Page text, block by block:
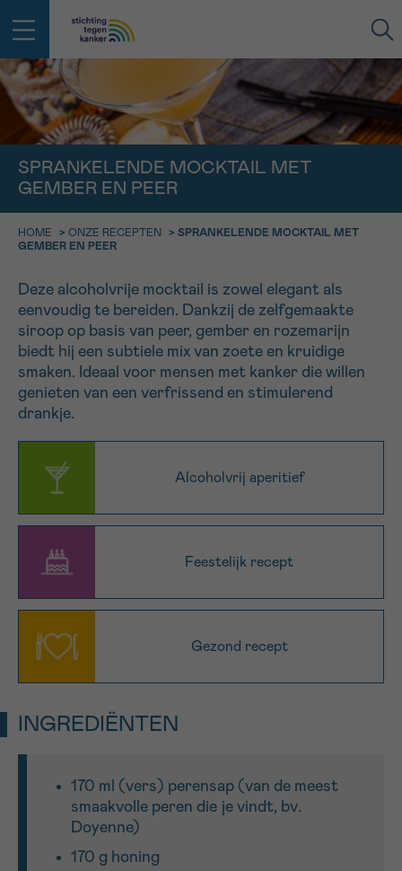
SPRANKELENDE MOCKTAIL MET
GEMBER EN PEER
HOME > ONZE RECEPTEN > SPRANKELENDE MOCKTAIL MET
GEMBER EN PEER
Deze alcoholvrije mocktail is zowel elegant als
eenvoudig te bereiden. Dankzij de zelfgemaakte
siroop op basis van peer, gember en rozemarijn
biedt hij een subtiele mix van zoete en kruidige
smaken. Ideaal voor mensen met kanker die willen
genieten van een verfrissend en stimulerend
drankje.
Alcoholvrij aperitief
Feestelijk recept
Gezond recept
INGREDIËNTEN
170 ml (vers) perensap (van de meest
smaakvolle peren die je vindt, bv.
Doyenne)
170 g honing
NAAM
VOORNAAM
IN DE STRIJD TEGEN KANKER STA
JE NIET ALLEEN
Professionele medewerkers beantwoorden je vragen
Contacteer ons gratis
Via ons
contactformulier
Ik wil graag opgebeld worden
Meer weten over Kankerinfo
geen enkele diagnose
TERUG
NAAM
VOORNAAM
EMAIL
MIJN VRAAG
*VERPLICHT VELD
Sturen
TERUG
Afspraak Vraag Gegevens Bevestiging
KIES DE TIJDSSPANNE VAN JE AFSPRAAK
9h-11h
11h-13h
13h-16h
16h-18h
Verder